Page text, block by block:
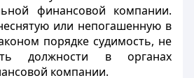
финансовой компании.
или непогашенную в
порядке судимость, не
должности в органах
компании.